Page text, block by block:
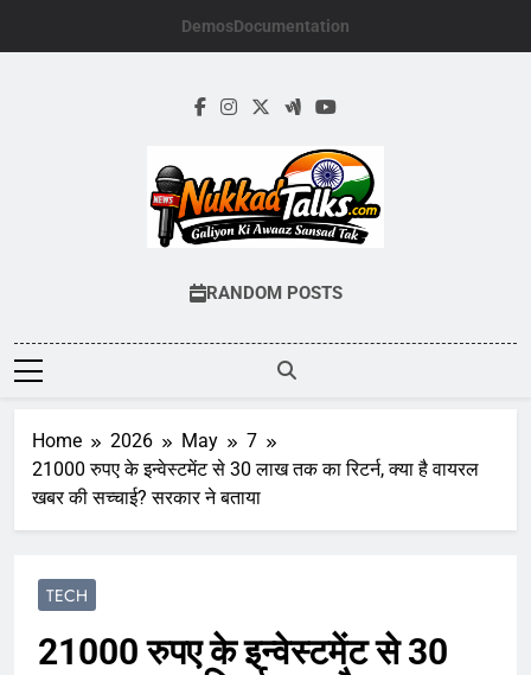
DemosDocumentation
Galiyon Ki Awaaz Sansad Tak
RANDOM POSTS
Home 2026 May
7
21000 रुपए के इन्वेस्टमेंट से 30 लाख तक का रिटर्न, क्या है वायरल
खबर की सच्चाई? सरकार ने बताया
TECH
21000 रुपए के इन्वेस्टमेंट से 30